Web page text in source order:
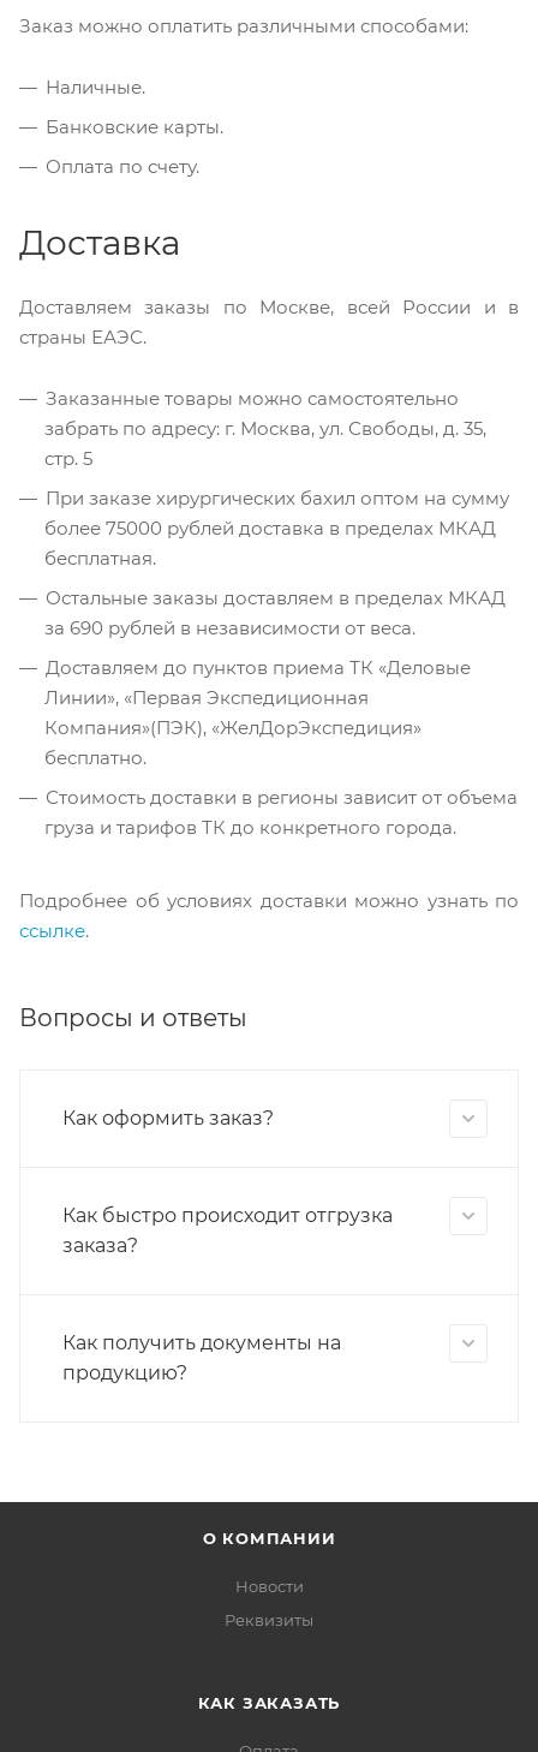
Заказ можно оплатить различными способами:
Наличные.
Банковские карты.
Оплата по счету.
Доставка
Доставляем заказы по Москве, всей России и в
страны ЕАЭС.
Заказанные товары можно самостоятельно
забрать по адресу: г. Москва, ул. Свободы, д. 35,
стр. 5
При заказе хирургических бахил оптом на сумму
более 75000 рублей доставка в пределах МКАД
бесплатная.
Остальные заказы доставляем в пределах МКАД
за 690 рублей в независимости от веса.
Доставляем до пунктов приема ТК «Деловые
Линии», «Первая Экспедиционная
Компания»(ПЭК), «ЖелДорЭкспедиция»
бесплатно.
Стоимость доставки в регионы зависит от объема
груза и тарифов ТК до конкретного города.
Подробнее об условиях доставки можно узнать по
ссылке.
Вопросы и ответы
Как оформить заказ?
Как быстро происходит отгрузка
заказа?
Как получить документы на
продукцию?
О КОМПАНИИ
Новости
Реквизиты
КАК ЗАКАЗАТЬ